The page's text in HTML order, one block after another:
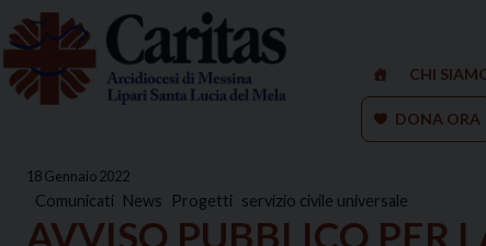
Skip
to
content
CHI
DONA ORA
18 Gennaio 2022
Comunicati News Progetti servizio civile universale
AVVISO PUBBLICO PER